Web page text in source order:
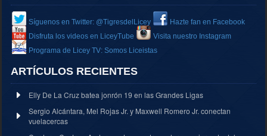
Síguenos en Twitter: @TigresdelLicey
Hazte fan en Facebook
Disfruta los videos en LiceyTube
Visita nuestro Instagram
Programa de Licey TV: Somos Liceistas
ARTÍCULOS RECIENTES
Elly De La Cruz batea jonrón 19 en las Grandes Ligas
Sergio Alcántara, Mel Rojas Jr. y Maxwell Romero Jr. conectan
vuelacercas